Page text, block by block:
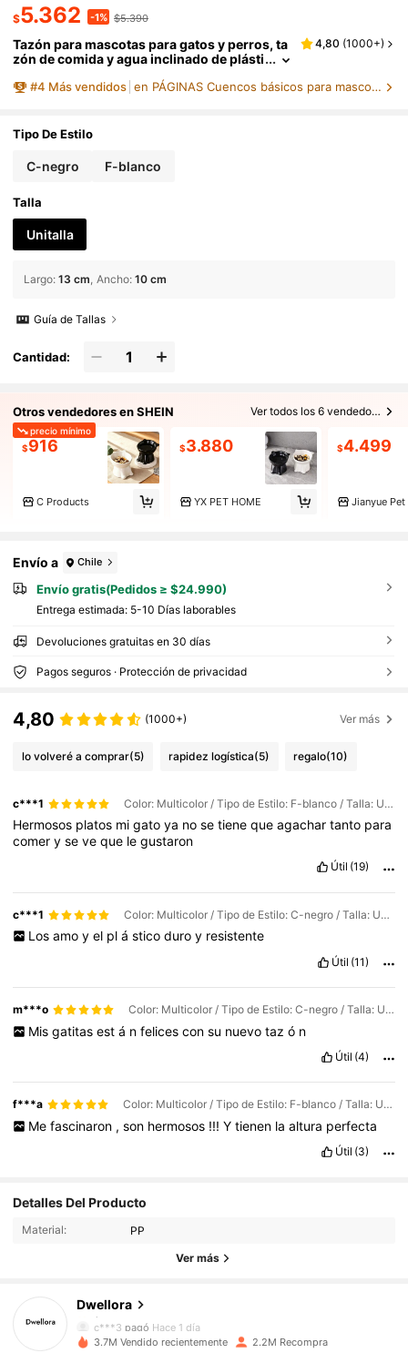
$5.362 -1% $5.390
Tazón para mascotas para gatos y perros, ta
zón de comida y agua inclinado de plásti
as antideslizante para mascotas pequeñas y
4,80 (1000+)
#4 Más vendidos en PÁGINAS Cuencos básicos para mascotas
Tipo De Estilo
C-negro F-blanco
Talla
Unitalla
Largo: 13 cm Ancho: 10 cm
Guía de Tallas
Cantidad:
Otros vendedores en SHEIN Ver todos los 6 vendedores
precio mínimo
$916
C Products
$3.880
YX PET HOME
$4.499
Jianyue
Envío a Chile
Envío gratis(Pedidos ≥ $24.990)
Entrega estimada: 5-10 Días laborables
Devoluciones gratuitas en 30 días
Pagos seguros · Protección de privacidad
4,80 (1000+) Ver más
lo volveré a comprar(5) rapidez logística(5) regalo(10)
c***1 Color: Multicolor / Tipo de Estilo: F-blanco / Talla: Unitalla
Hermosos platos migatoya nosetienequeagachartanto para
comeryseveque legustaron
Útil (19)
c***1 Color: Multicolor / Tipo de Estilo: C-negro / Talla: Unitalla
Los amo y el pl á stico duro y resistente
Útil (11)
m***o Color: Multicolor / Tipo de Estilo: C-negro / Talla: Unitalla
Mis gatitas est á n felices con su nuevo taz ó n
Útil (4)
f***a Color: Multicolor / Tipo de Estilo: F-blanco / Talla: Unitalla
Me fascinaron , son hermosos !!! Y tienen la altura perfecta
Útil (3)
Detalles Del Producto
Material: PP
Ver más
Dwellora
4,87
92K Seguidores
c***3 pagó Hace 1 día
3.7M Vendido recientemente 2.2M Recompra